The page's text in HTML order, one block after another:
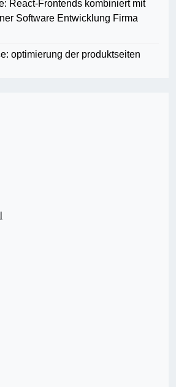
React-Frontends kombiniert mit
Software Entwicklung Firma
optimierung der produktseiten